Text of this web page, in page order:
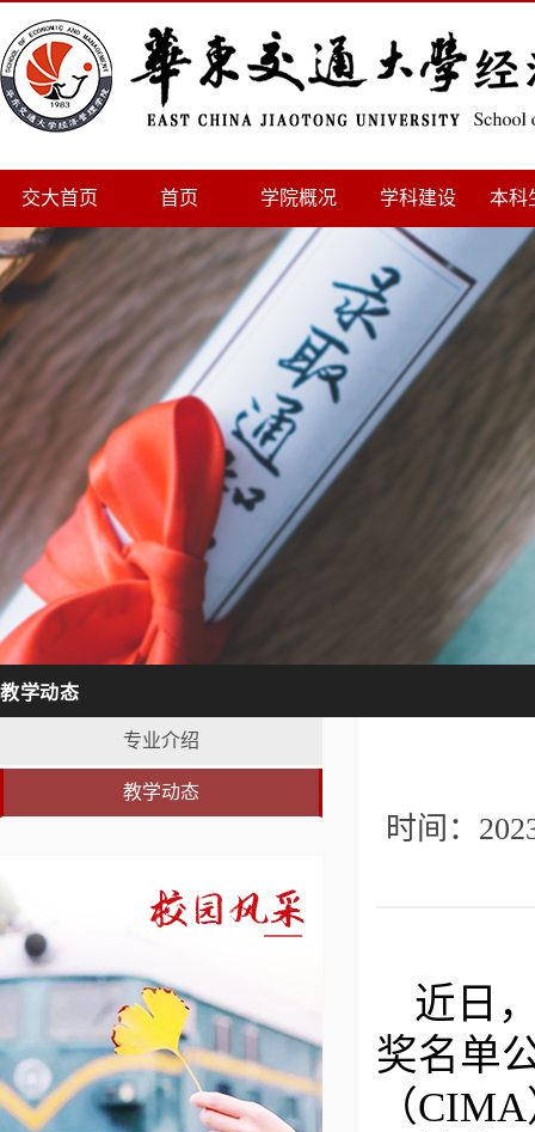
交大首页 首页 学院概况 学科建设 本科
教学动态
专业介绍
教学动态
时间：
近日
奖名单
（